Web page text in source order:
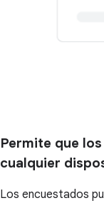
Permite que
cualquier
Los encuestados